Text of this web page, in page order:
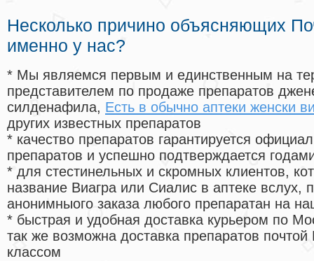
Несколько причино объясняющих
именно у нас?
* Мы являемся первым и единственным на
представителем по продаже препаратов
силденафила, Есть в обычно аптеки женски
других известных препаратов
* качество препаратов гарантируется
препаратов и успешно подтверждается
* для стестинельных и скромных клиентов,
название Виагра или Сиалис в аптеке вслух,
анонимныого заказа любого препаратан на
* быстрая и удобная доставка курьером по
так же возможна доставка препаратов
классом